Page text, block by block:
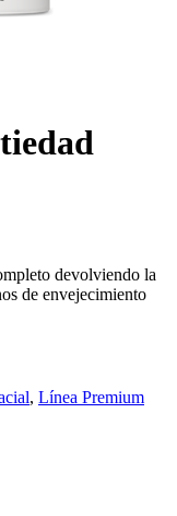
devolviendo la
de envejecimiento
, Línea Premium